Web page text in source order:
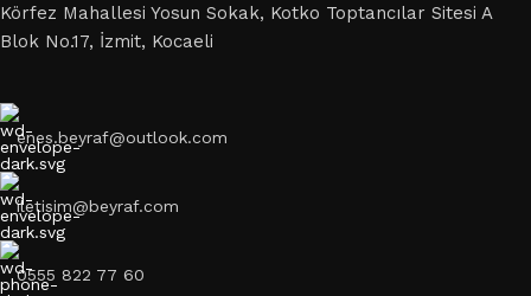
Körfez Mahallesi Yosun Sokak, Kotko Toptancılar Sitesi A
Blok No.17, İzmit, Kocaeli
enes.beyraf@outlook.com
iletisim@beyraf.com
0555 822 77 60